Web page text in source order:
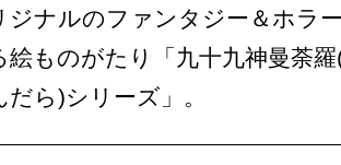
ジナルのファンタジー＆ホラ
絵ものがたり「九十九神曼荼
だら)シリーズ」。